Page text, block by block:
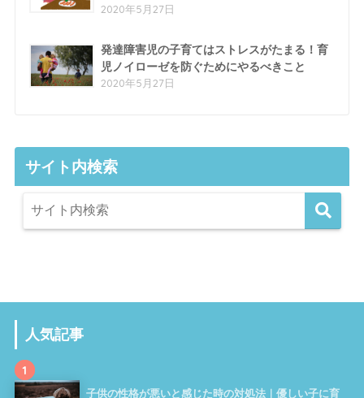
2020年5月27日
発達障害児の子育てはストレスがたまる！育
児ノイローゼを防ぐためにやるべきこと
2020年5月27日
サイト内検索
人気記事
1
子供の性格が悪いと感じた時の対処法｜優しい子に育